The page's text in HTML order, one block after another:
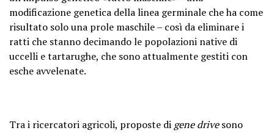
modificazione genetica della linea germinale che ha come
risultato solo una prole maschile – così da eliminare i
ratti che stanno decimando le popolazioni native di
uccelli e tartarughe, che sono attualmente gestiti con
esche avvelenate.
Tra i ricercatori agricoli, proposte di gene drivesono